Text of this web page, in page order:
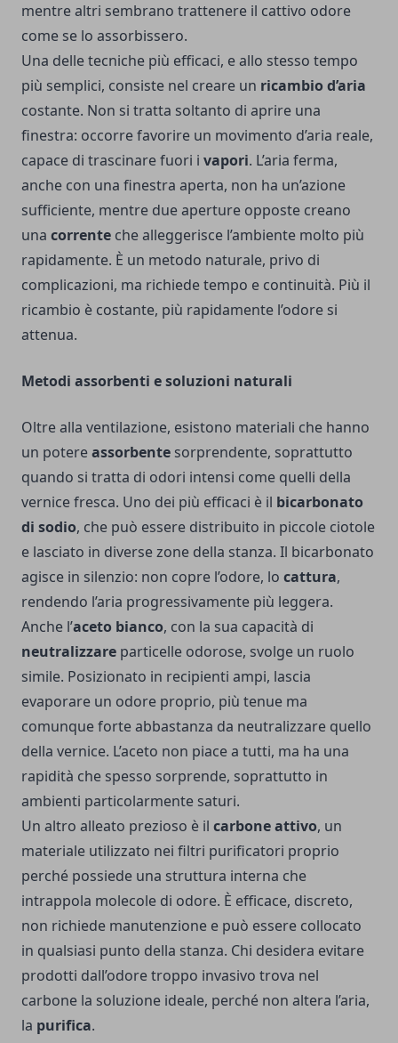
mentre altri sembrano trattenere il cattivo odore
come se lo assorbissero.
Una delle tecniche più efficaci, e allo stesso tempo
più semplici, consiste nel creare un ricambio d’aria
costante. Non si tratta soltanto di aprire una
finestra: occorre favorire un movimento d’aria reale,
capace di trascinare fuori i vapori. L’aria ferma,
anche con una finestra aperta, non ha un’azione
sufficiente, mentre due aperture opposte creano
una corrente che alleggerisce l’ambiente molto più
rapidamente. È un metodo naturale, privo di
complicazioni, ma richiede tempo e continuità. Più il
ricambio è costante, più rapidamente l’odore si
attenua.
Metodi assorbenti e soluzioni naturali
Oltre alla ventilazione, esistono materiali che hanno
un potereassorbente sorprendente, soprattutto
quando si tratta di odori intensi come quelli della
vernice fresca. Uno dei più efficaci è il bicarbonato
di sodio, che può essere distribuito in piccole ciotole
e lasciato in diverse zone della stanza. Il bicarbonato
agisce in silenzio: non copre l’odore, lo cattura,
rendendo l’aria progressivamente più leggera.
Anche l’aceto bianco, con la sua capacità di
neutralizzare particelle odorose, svolge un ruolo
simile. Posizionato in recipienti ampi, lascia
evaporare un odore proprio, più tenue ma
comunque forte abbastanza da neutralizzare quello
della vernice. L’aceto non piace a tutti, ma ha una
rapidità che spesso sorprende, soprattutto in
ambienti particolarmente saturi.
Un altro alleato prezioso è il carbone attivo, un
materiale utilizzato nei filtri purificatori proprio
perché possiede una struttura interna che
intrappola molecole di odore. È efficace, discreto,
non richiede manutenzione e può essere collocato
in qualsiasi punto della stanza. Chi desidera evitare
prodotti dall’odore troppo invasivo trova nel
carbone la soluzione ideale, perché non altera l’aria,
la purifica.